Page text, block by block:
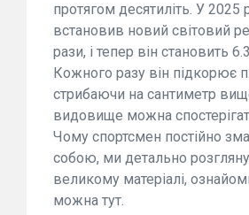
протягом десятиліть. У 2025
встановив новий світовий
рази, і тепер він становить
Кожного разу він підкорює
стрибаючи на сантиметр
видовище можна
Чому спортсмен постійно
собою, ми детально
великому матеріалі,
можна тут.